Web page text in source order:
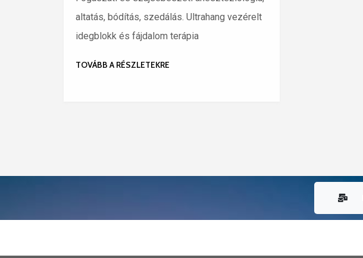
altatás, bódítás, szedálás. Ultrahang vezérelt
idegblokk és fájdalom terápia
TOVÁBB A RÉSZLETEKRE